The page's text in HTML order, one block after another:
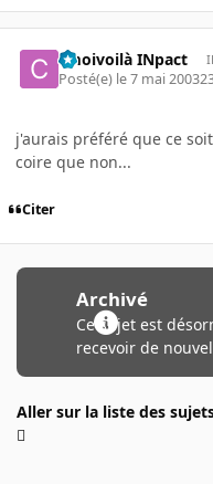
cmoivoilà INpact
Posté(e) le 7 mai 2003
j'aurais préféré que ce
coire que non...
Citer
Archivé
Ce sujet est
recevoir de
Aller sur la liste des